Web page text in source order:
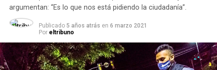
argumentan: “Es lo que nos está pidiendo la ciudadanía”.
Publicado 5 años atrás en 6 marzo 2021
Por eltribuno